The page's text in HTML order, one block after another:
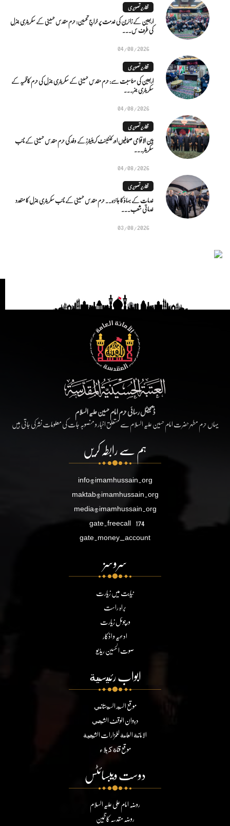
تقاریر تصویری
اربعین کے زائرین کی خدمت پر خراجِ تحسین: حرم مقدس حسینی کے سکریٹری جنرل
کی طرف س...
04/08/2026
تقاریر تصویری
اربعین کی مناسبت سے: حرم مقدس حسینی کے سکریٹری جنرل کی حرم کاظمیہ کے
سکریٹری جنر...
04/08/2026
تقاریر تصویری
بین الاقوامی صحافیوں اور کنٹینٹ کریئیٹرز کے وفد کی حرم مقدس حسینی کے نائب
سکریٹر...
04/08/2026
تقاریر تصویری
خدمات کے بہاؤ کا جائزہ.. حرم مقدس حسینی کے نائب سکریٹری جنرل کا متعدد
خدماتی شعب...
03/08/2026
ڈیجیٹل رسائی حرم امام حسین علیہ السلام
یہاں حرم مطہر حضرت امام حسین علیہ السلام سے متعلق اخبار و منصوبہ جات کی معلومات نشر کی جاتی ہیں
ہم سے رابطہ کریں
info@imamhussain.org
maktab@imamhussain.org
media@imamhussain.org
gate.freecall 174
gate.money_account
سروسز
نیابت میں زیارت
براہ راست
ورچوئل زیارت
ادعیہ و اذکار
صوت الحسین ریڈیو
ابواب رئيسية
موقع السيد السيستاني
ديوان الوقف الشيعي
الامانة العامة للمزارات الشيعية
موقع قناة كربلاء
دوست ویبسائٹس
روضہ امام علی علیہ السلام
روضہ مقدسہ کاظمین